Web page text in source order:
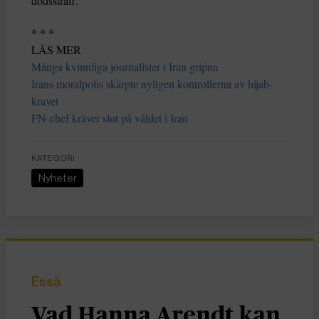
* * *
LÄS MER
Många kvinnliga journalister i Iran gripna
Irans moralpolis skärpte nyligen kontrollerna av hijab-
kravet
FN-chef kräver slut på våldet i Iran
KATEGORI
Nyheter
Essä